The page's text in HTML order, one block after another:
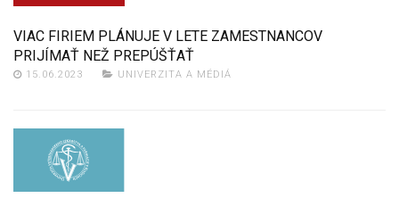
VIAC FIRIEM PLÁNUJE V LETE ZAMESTNANCOV
PRIJÍMAŤ NEŽ PREPÚŠŤAŤ
15.06.2023 UNIVERZITA A MÉDIÁ